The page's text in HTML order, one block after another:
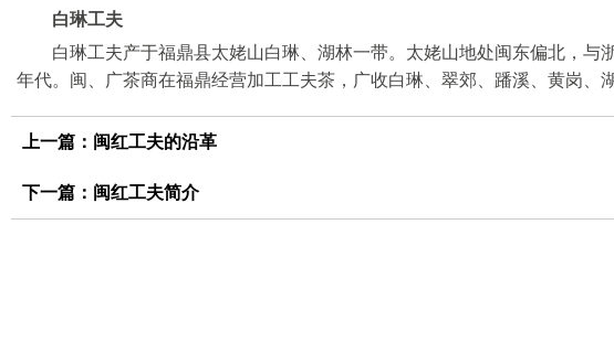
白琳工夫
白琳工夫产于福鼎县太姥山白琳、湖林一带。太姥山地处闽东偏北，
年代。闽、广茶商在福鼎经营加工工夫茶，广收白琳、翠郊、蹯溪、黄岗、
上一篇： 闽红工夫的沿革
下一篇： 闽红工夫简介